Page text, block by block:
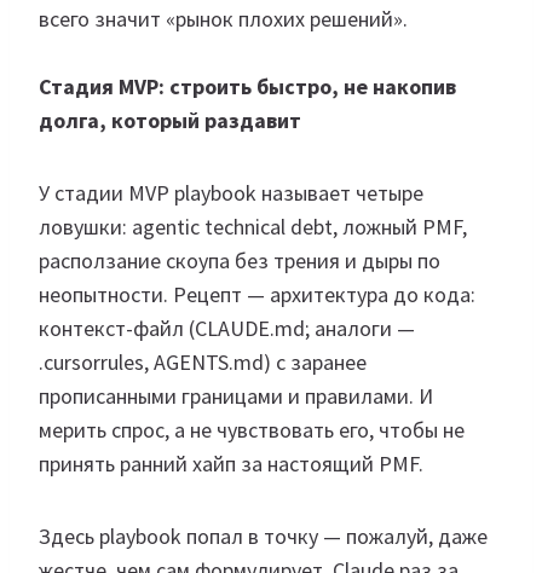
всего значит «рынок плохих решений».
Стадия MVP: строить быстро, не накопив
долга, который раздавит
У стадии MVP playbook называет четыре
ловушки: agentic technical debt, ложный PMF,
расползание скоупа без трения и дыры по
неопытности. Рецепт — архитектура до кода:
контекст-файл (CLAUDE.md; аналоги —
.cursorrules, AGENTS.md) с заранее
прописанными границами и правилами. И
мерить спрос, а не чувствовать его, чтобы не
принять ранний хайп за настоящий PMF.
Здесь playbook попал в точку — пожалуй, даже